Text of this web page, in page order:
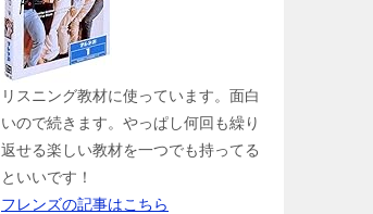
リスニング教材に使っています。面白
いので続きます。やっぱし何回も繰り
返せる楽しい教材を一つでも持ってる
といいです！
フレンズの記事はこちら